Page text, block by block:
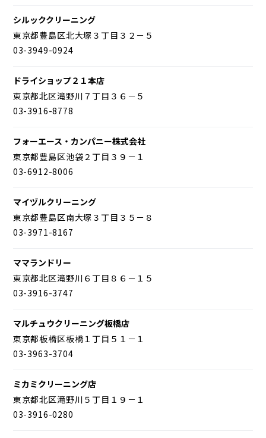
シルッククリーニング
東京都豊島区北大塚３丁目３２－５
03-3949-0924
ドライショップ２１本店
東京都北区滝野川７丁目３６－５
03-3916-8778
フォーエース・カンパニー株式会社
東京都豊島区池袋２丁目３９－１
03-6912-8006
マイヅルクリーニング
東京都豊島区南大塚３丁目３５－８
03-3971-8167
ママランドリー
東京都北区滝野川６丁目８６－１５
03-3916-3747
マルチュウクリーニング板橋店
東京都板橋区板橋１丁目５１－１
03-3963-3704
ミカミクリーニング店
東京都北区滝野川５丁目１９－１
03-3916-0280